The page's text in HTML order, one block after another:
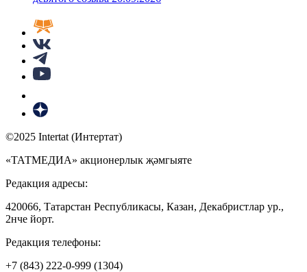
©2025 Intertat (Интертат)
«ТАТМЕДИА» акционерлык җәмгыяте
Редакция адресы:
420066, Татарстан Республикасы, Казан, Декабристлар ур.,
2нче йорт.
Редакция телефоны:
+7 (843) 222-0-999 (1304)